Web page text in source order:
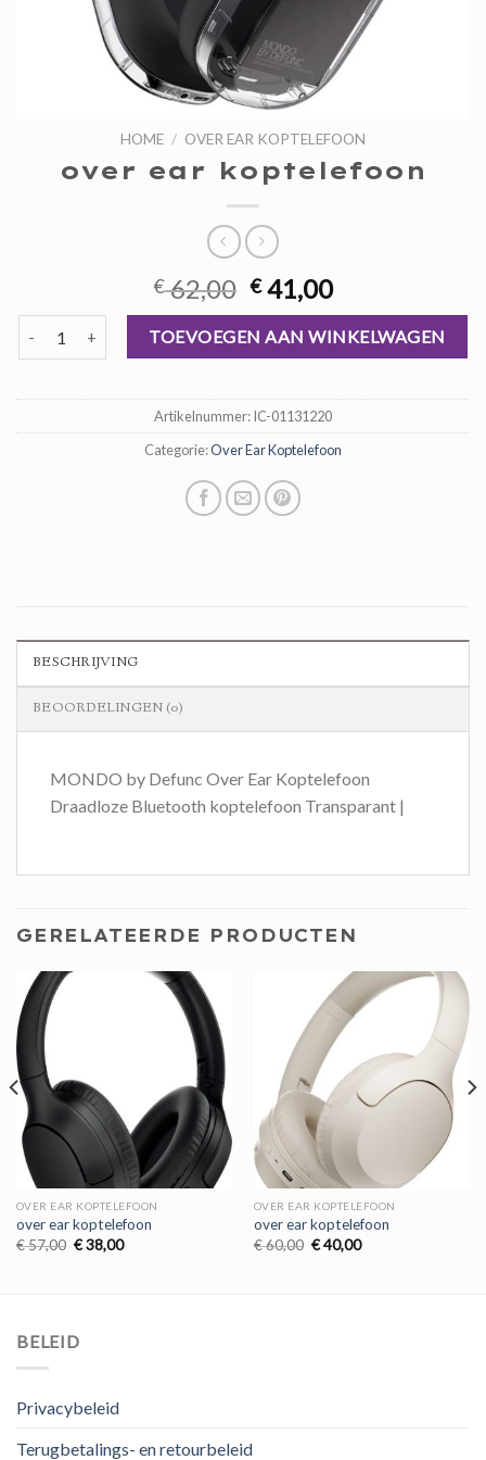
HOME / OVER EAR KOPTELEFOON
over ear koptelefoon
€62,00 Oorspronkelijke
prijs
was:
€ 62,00.
€41,00Huidige
prijs
is:
€ 41,00.
over ear koptelefoon aantalTOEVOEGEN AAN WINKELWAGEN
Artikelnummer:IC-01131220
Categorie:Over Ear Koptelefoon
BESCHRIJVING
BEOORDELINGEN (0)
MONDO by Defunc Over Ear Koptelefoon
Draadloze Bluetooth koptelefoon Transparant |
GERELATEERDE PRODUCTEN
OVER EAR KOPTELEFOON
over ear koptelefoon
€57,00 Oorspronkelijke
€38,00Huidige
OVER EAR KOPTELEFOON
over ear koptelefoon
€60,00 Oorspronkelijke
€40,00Huidige
BELEID
Privacybeleid
Terugbetalings- en retourbeleid